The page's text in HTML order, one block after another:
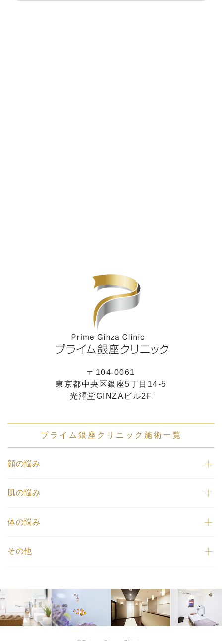
〒104-0061
東京都中央区銀座5丁目14-5
光澤堂GINZAビル2F
プライム銀座クリニック施術一覧
顔の悩み
肌の悩み
体の悩み
その他